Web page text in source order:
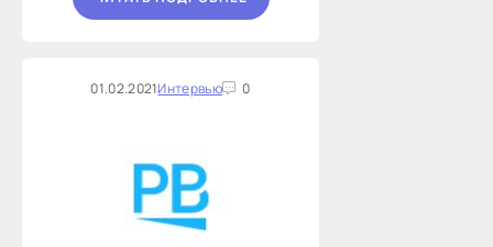
01.02.2021Интервью 0